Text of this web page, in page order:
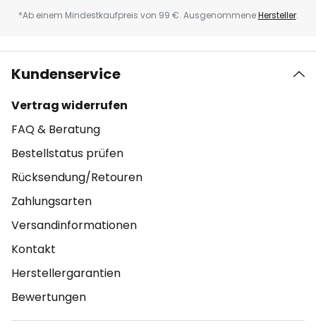
*Ab einem Mindestkaufpreis von 99 €. AusgenommeneHersteller.
Kundenservice
Vertrag widerrufen
FAQ & Beratung
Bestellstatus prüfen
Rücksendung/Retouren
Zahlungsarten
Versandinformationen
Kontakt
Herstellergarantien
Bewertungen